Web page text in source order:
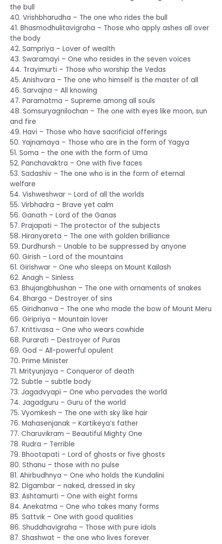
the bull
40. Vrishbharudha – The one who rides the bull
41. Bhasmodhulitavigraha – Those who apply ashes all over
the body
42. Sampriya – Lover of wealth
43. Swaramayi – One who resides in the seven voices
44. Trayimurti – Those who worship the Vedas
45. Anishvara – The one who himself is the master of all
46. Sarvajna – All knowing
47. Paramatma – Supreme among all souls
48. Somsuryagnilochan – The one with eyes like moon, sun
and fire
49. Havi – Those who have sacrificial offerings
50. Yajnamaya – Those who are in the form of Yagya
51. Soma – the one with the form of Uma
52. Panchavaktra – One with five faces
53. Sadashiv – The one who is in the form of eternal
welfare
54. Vishweshwar – Lord of all the worlds
55. Virbhadra – Brave yet calm
56. Ganath – Lord of the Ganas
57. Prajapati – The protector of the subjects
58. Hiranyareta – The one with golden brilliance
59. Durdhursh – Unable to be suppressed by anyone
60. Girish – Lord of the mountains
61. Girishwar – One who sleeps on Mount Kailash
62. Anagh – Sinless
63. Bhujangbhushan – The one with ornaments of snakes
64. Bharga – Destroyer of sins
65. Giridhanva – The one who made the bow of Mount Meru
66. Giripriya – Mountain lover
67. Krittivasa – One who wears cowhide
68. Purarati – Destroyer of Puras
69. God – All-powerful opulent
70. Prime Minister
71. Mrityunjaya – Conqueror of death
72. Subtle – subtle body
73. Jagadvyapi – One who pervades the world
74. Jagadguru – Guru of the world
75. Vyomkesh – The one with sky like hair
76. Mahasenjanak – Kartikeya’s father
77. Charuvikram – Beautiful Mighty One
78. Rudra – Terrible
79. Bhootapati – Lord of ghosts or five ghosts
80. Sthanu – those with no pulse
81. Ahirbudhnya – One who holds the Kundalini
82. Digambar – naked, dressed in sky
83. Ashtamurti – One with eight forms
84. Anekatma – One who takes many forms
85. Sattvik – One with good qualities
86. Shuddhavigraha – Those with pure idols
87. Shashwat – the one who lives forever